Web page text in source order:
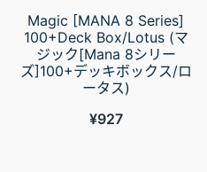
Magic [MANA 8 Series]
100+Deck Box/Lotus (マ
ジック[Mana 8シリー
ズ]100+デッキボックス/ロ
ータス)
¥927